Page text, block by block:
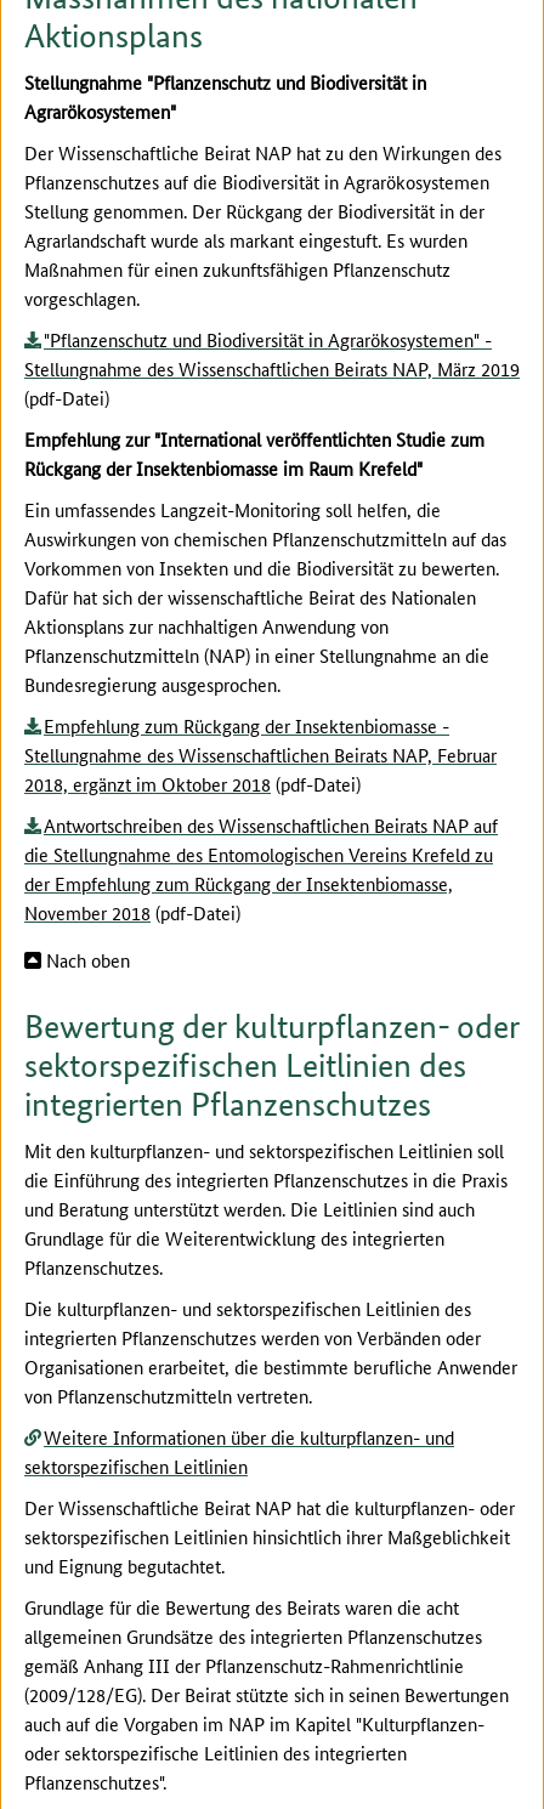
Aktionsplans
Stellungnahme "Pflanzenschutz und Biodiversität in
Agrarökosystemen"
Der Wissenschaftliche Beirat NAP hat zu den Wirkungen des
Pflanzenschutzes auf die Biodiversität in Agrarökosystemen
Stellung genommen. Der Rückgang der Biodiversität in der
Agrarlandschaft wurde als markant eingestuft. Es wurden
Maßnahmen für einen zukunftsfähigen Pflanzenschutz
vorgeschlagen.
"Pflanzenschutz und Biodiversität in Agrarökosystemen" -
Stellungnahme des Wissenschaftlichen Beirats NAP, März 2019
(pdf-Datei)
Empfehlung zur "International veröffentlichten Studie zum
Rückgang der Insektenbiomasse im Raum Krefeld"
Ein umfassendes Langzeit-Monitoring soll helfen, die
Auswirkungen von chemischen Pflanzenschutzmitteln auf das
Vorkommen von Insekten und die Biodiversität zu bewerten.
Dafür hat sich der wissenschaftliche Beirat des Nationalen
Aktionsplans zur nachhaltigen Anwendung von
Pflanzenschutzmitteln (NAP) in einer Stellungnahme an die
Bundesregierung ausgesprochen.
Empfehlung zum Rückgang der Insektenbiomasse -
Stellungnahme des Wissenschaftlichen Beirats NAP, Februar
2018, ergänzt im Oktober 2018 (pdf-Datei)
Antwortschreiben des Wissenschaftlichen Beirats NAP auf
die Stellungnahme des Entomologischen Vereins Krefeld zu
der Empfehlung zum Rückgang der Insektenbiomasse,
November 2018 (pdf-Datei)
Nach oben
Bewertung der kulturpflanzen- oder
sektorspezifischen Leitlinien des
integrierten Pflanzenschutzes
Mit den kulturpflanzen- und sektorspezifischen Leitlinien soll
die Einführung des integrierten Pflanzenschutzes in die Praxis
und Beratung unterstützt werden. Die Leitlinien sind auch
Grundlage für die Weiterentwicklung des integrierten
Pflanzenschutzes.
Die kulturpflanzen- und sektorspezifischen Leitlinien des
integrierten Pflanzenschutzes werden von Verbänden oder
Organisationen erarbeitet, die bestimmte berufliche Anwender
von Pflanzenschutzmitteln vertreten.
Weitere Informationen über die kulturpflanzen- und
sektorspezifischen Leitlinien
Der Wissenschaftliche Beirat NAP hat die kulturpflanzen- oder
sektorspezifischen Leitlinien hinsichtlich ihrer Maßgeblichkeit
und Eignung begutachtet.
Grundlage für die Bewertung des Beirats waren die acht
allgemeinen Grundsätze des integrierten Pflanzenschutzes
gemäß Anhang III der Pflanzenschutz-Rahmenrichtlinie
(2009/128/EG). Der Beirat stützte sich in seinen Bewertungen
auch auf die Vorgaben im NAP im Kapitel "Kulturpflanzen-
oder sektorspezifische Leitlinien des integrierten
Pflanzenschutzes".